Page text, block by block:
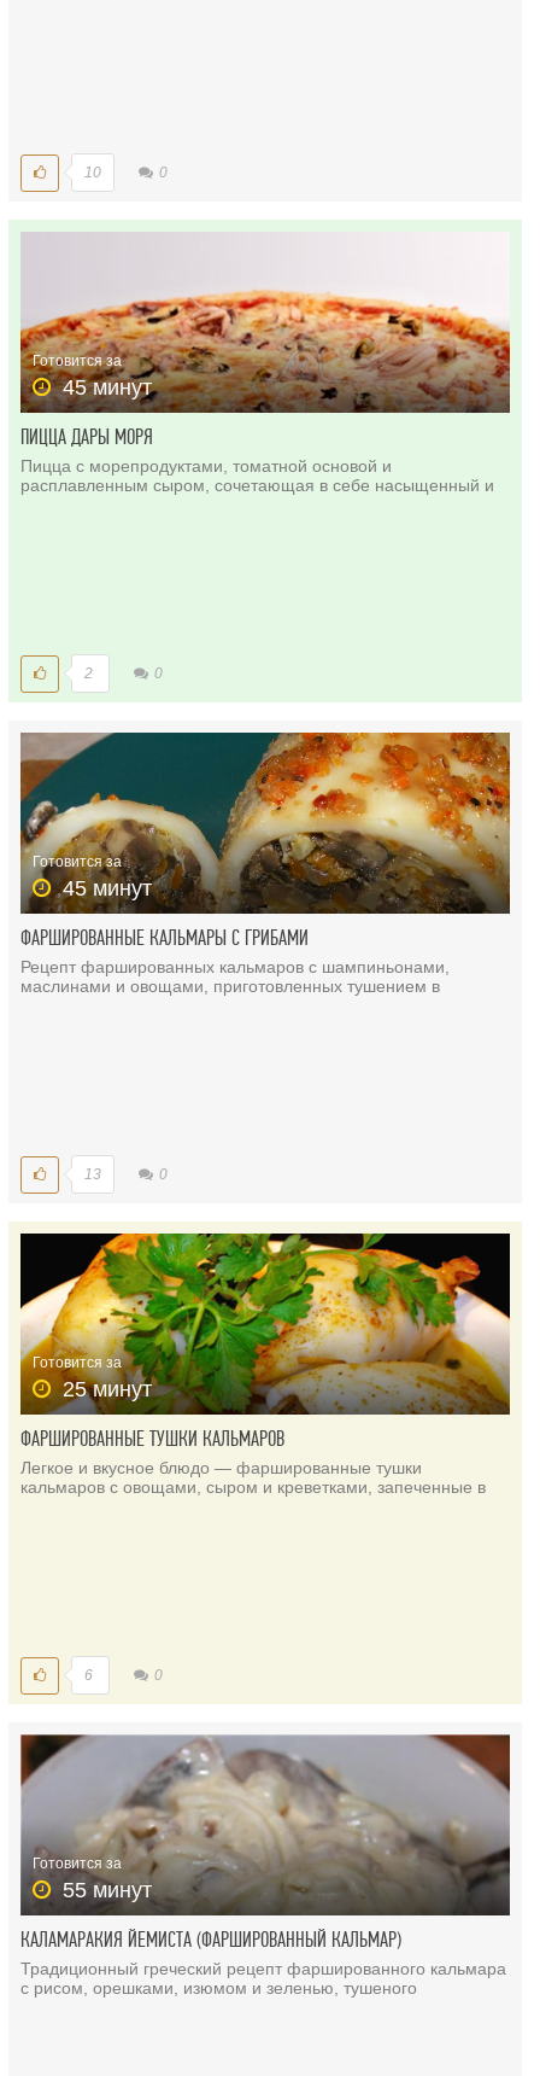
10 0
Готовится за
45 минут
ПИЦЦА ДАРЫ МОРЯ
Пицца с морепродуктами, томатной основой и
расплавленным сыром, сочетающая в себе насыщенный и
2 0
Готовится за
45 минут
ФАРШИРОВАННЫЕ КАЛЬМАРЫ С ГРИБАМИ
Рецепт фаршированных кальмаров с шампиньонами,
маслинами и овощами, приготовленных тушением в
13 0
Готовится за
25 минут
ФАРШИРОВАННЫЕ ТУШКИ КАЛЬМАРОВ
Легкое и вкусное блюдо — фаршированные тушки
кальмаров с овощами, сыром и креветками, запеченные в
6 0
Готовится за
55 минут
КАЛАМАРАКИЯ ЙЕМИСТА (ФАРШИРОВАННЫЙ КАЛЬМАР)
Традиционный греческий рецепт фаршированного кальмара
с рисом, орешками, изюмом и зеленью, тушеного